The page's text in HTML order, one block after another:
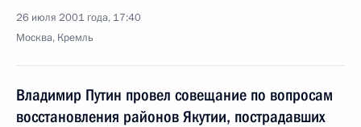
26 июля 2001 года, 17:40
Москва, Кремль
Владимир Путин провел совещание по вопросам
восстановления районов Якутии, пострадавших